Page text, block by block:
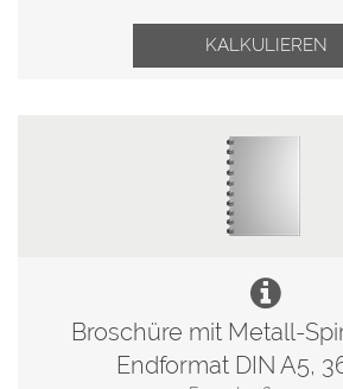
KALKULIEREN
Broschüre mit Metall-
Endformat DIN A5,